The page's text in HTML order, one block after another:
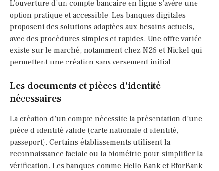
L’ouverture d’un compte bancaire en ligne s’avère une
option pratique et accessible. Les banques digitales
proposent des solutions adaptées aux besoins actuels,
avec des procédures simples et rapides. Une offre variée
existe sur le marché, notamment chez N26 et Nickel qui
permettent une création sans versement initial.
Les documents et pièces d’identité
nécessaires
La création d’un compte nécessite la présentation d’une
pièce d’identité valide (carte nationale d’identité,
passeport). Certains établissements utilisent la
reconnaissance faciale ou la biométrie pour simplifier la
vérification. Les banques comme Hello Bank et BforBank